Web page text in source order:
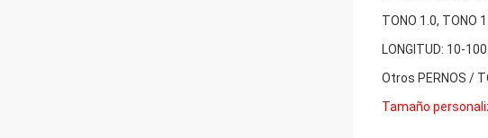
TONO 1.0, TONO
LONGITUD: 10-
Otros PERNOS /
Tamaño